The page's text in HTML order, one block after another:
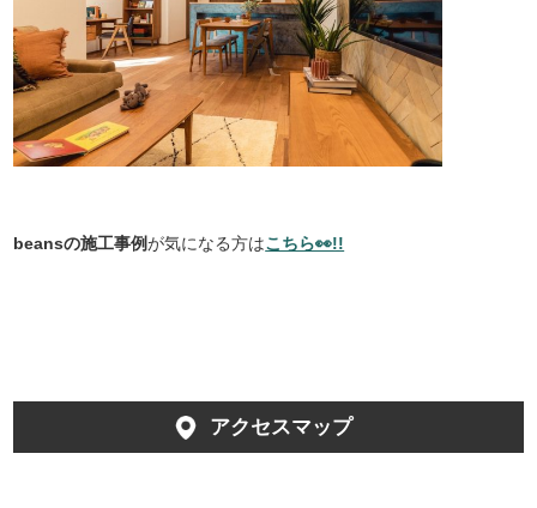
beansの施工事例が気になる方はこちら👀!!
アクセスマップ